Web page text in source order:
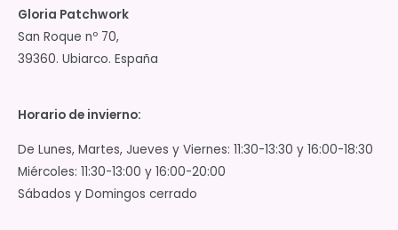
Gloria Patchwork
San Roque nº 70,
39360. Ubiarco. España
Horario de invierno:
De Lunes, Martes, Jueves y Viernes: 11:30-13:30 y 16:00-18:30
Miércoles: 11:30-13:00 y 16:00-20:00
Sábados y Domingos cerrado